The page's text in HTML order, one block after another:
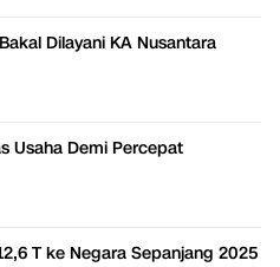
Dilayani KA Nusantara
Usaha Demi Percepat
T ke Negara Sepanjang 2025